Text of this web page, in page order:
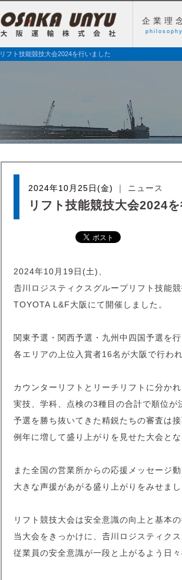
企業理
philosophy
リフト技能競技大会2024を行いました
2024年10月25日(金) ｜ ニュース
リフト技能競技大会2024
2024年10月19日(土)、
𠮷川ロジスティクスグループリフト技能
TOYOTA L&F大阪にて開催しました。
関東予選・関西予選・九州中四国予選を行
各エリアの上位入賞者16名が大阪で行わ
カウンターリフトとリーチリフトに分かれ
実技、学科、点検の3種目の合計で順位が
予選を勝ち抜いてきた精鋭たちの審査は接
例年に増して盛り上がりを見せた大会とな
また全国の営業所からの応援メッセージ
大きな声援があがる盛り上がりをみせまし
リフト競技大会は安全意識の向上と基本
当大会をきっかけに、𠮷川ロジスティク
従業員の安全意識が一段と上がるよう日